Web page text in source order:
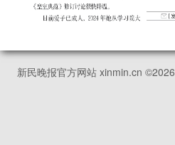
新民晚报官方网站 xinmin.cn ©2026